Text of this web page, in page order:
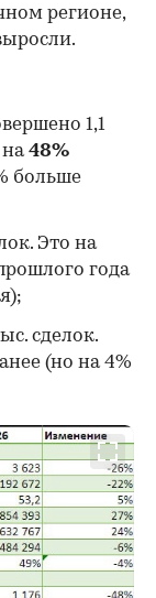
регионе,
1,1
на48%
больше
Это на
года
сделок.
(но на 4%